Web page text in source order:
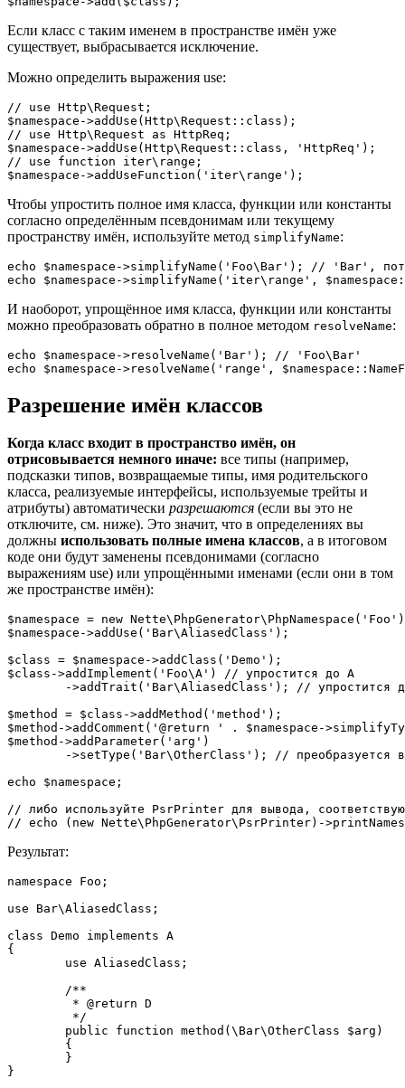
Если класс с таким именем в пространстве имён уже
существует, выбрасывается исключение.
Можно определить выражения use:
// use Http\Request;
$namespace->addUse(Http\Request::class);
// use Http\Request as HttpReq;
$namespace->addUse(Http\Request::class, 'HttpReq');
// use function iter\range;
Чтобы упростить полное имя класса, функции или константы
согласно определённым псевдонимам или текущему
пространству имён, используйте метод simplifyName:
echo $namespace->simplifyName('Foo\Bar'); // 'Bar',
И наоборот, упрощённое имя класса, функции или константы
можно преобразовать обратно в полное методом resolveName:
echo $namespace->resolveName('Bar'); // 'Foo\Bar'
Разрешение имён классов
Когда класс входит в пространство имён, он
отрисовывается немного иначе: все типы (например,
подсказки типов, возвращаемые типы, имя родительского
класса, реализуемые интерфейсы, используемые трейты и
атрибуты) автоматически разрешаются (если вы это не
отключите, см. ниже). Это значит, что в определениях вы
должны использовать полные имена классов, а в итоговом
коде они будут заменены псевдонимами (согласно
выражениям use) или упрощёнными именами (если они в том
же пространстве имён):
$namespace = new
$namespace->addUse('Bar\AliasedClass');
$class = $namespace->addClass('Demo');
$class->addImplement('Foo\A') // упростится до A
$method = $class->addMethod('method');
$method->addComment('@return ' . $namespace-
$method->addParameter('arg')
echo $namespace;
// либо используйте PsrPrinter для вывода,
Результат:
namespace Foo;
use Bar\AliasedClass;
class Demo implements A
{